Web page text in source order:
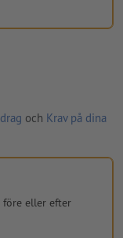
och Krav på dina
eller efter